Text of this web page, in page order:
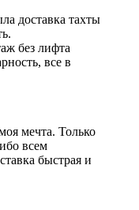
доставка тахты
без лифта
все в
мечта. Только
всем
быстрая и